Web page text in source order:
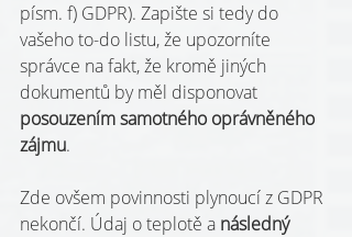
písm. f) GDPR). Zapište si tedy do
vašeho to-do listu, že upozorníte
správce na fakt, že kromě jiných
dokumentů by měl disponovat
posouzením samotného oprávněného
zájmu.
Zde ovšem povinnosti plynoucí z GDPR
nekončí. Údaj o teplotě a následný